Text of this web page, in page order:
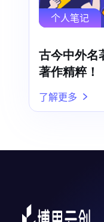
个人笔记
古今中外名
著作精粹！
了解更多